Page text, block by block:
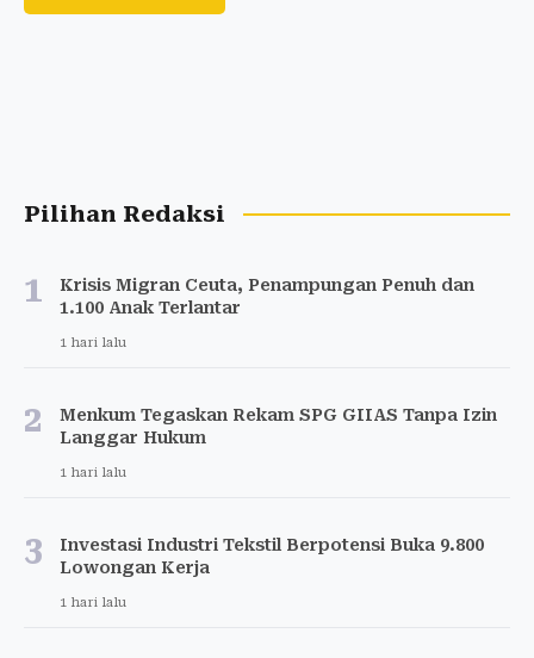
Pilihan Redaksi
1
Krisis Migran Ceuta, Penampungan Penuh dan
1.100 Anak Terlantar
1 hari lalu
2
Menkum Tegaskan Rekam SPG GIIAS Tanpa Izin
Langgar Hukum
1 hari lalu
3
Investasi Industri Tekstil Berpotensi Buka 9.800
Lowongan Kerja
1 hari lalu